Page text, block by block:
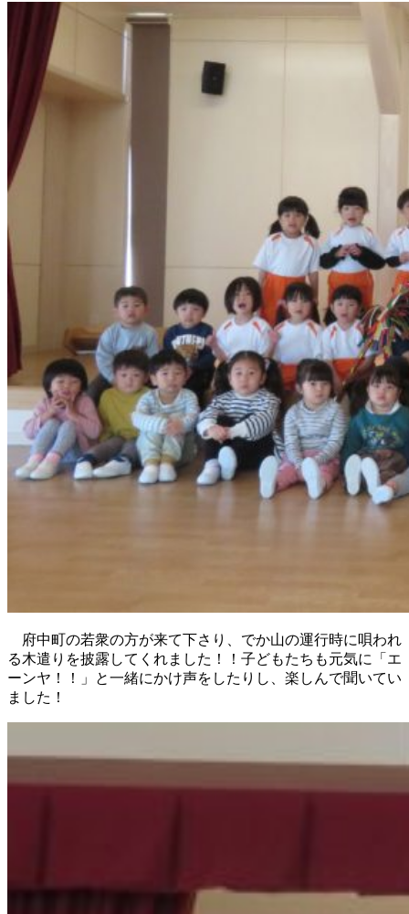
府中町の若衆の方が来て下さり、でか山の運行時に唄われ
る木遣りを披露してくれました！！子どもたちも元気に「エ
ーンヤ！！」と一緒にかけ声をしたりし、楽しんで聞いてい
ました！